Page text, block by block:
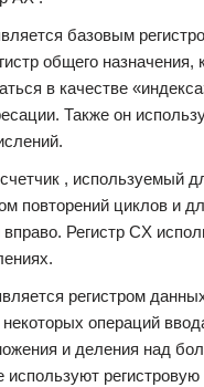
базовым
общего назначения,
в качестве
Также он
, используемый
повторений циклов и
Регистр CX
регистром
операций
и деления над
используют